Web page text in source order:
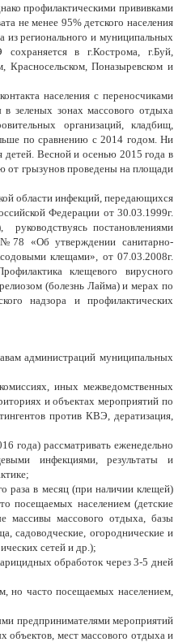
профилактическими прививками
не менее 95% детского населения
из регионального и муниципальных
в г.Кострома, г.Буй,
Красносельском, Поназыревском и
населения с переносчиками
зеленых зонах массового отдыха
организаций, кладбищ,
по сравнению с 2014 годом. Ни
детей. Весной и осенью 2015 года в
от грызунов проведены на площади
области инфекций, передающихся
Федерации от 30.03.1999г.
постановлениями
№78 «Об утверждении санитарно-
клещами», от 07.03.2008г.
клещевого вирусного
(болезнь Лайма) и мерах по
надзора и профилактических
администраций муниципальных
иных межведомственных
и объектах мероприятий по
против КВЭ, дератизация,
года) рассматривать еженедельно
инфекциями, результаты и
раза в месяц (при наличии клещей)
посещаемых населением (детские
массивы массового отдыха, базы
садоводческие, огороднические и
сетей и др.);
обработок через 3-5 дней
но часто посещаемых населением,
предпринимателями мероприятий
объектов, мест массового отдыха и